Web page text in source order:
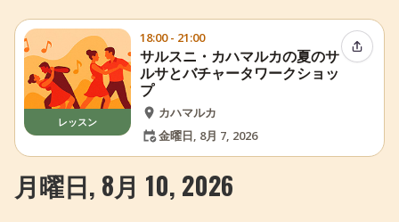
レッスン
18:00 - 21:00
サルスニ・カハマルカの夏のサ
ルサとバチャータワークショッ
プ
カハマルカ
金曜日, 8月 7, 2026
イベン
月曜日, 8月 10, 2026